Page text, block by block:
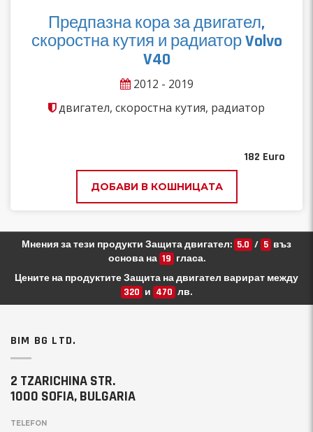
Предпазна кора за двигател,
скоростна кутия и радиатор Volvo
V40
2012 - 2019
двигател, скоростна кутия, радиатор
182 Euro
ДОБАВИ В КОШНИЦАТА
Мнения за тези продукти Защита двигател: 5.0 / 5 въз
основа на 19 гласа.
Цените на продуктите Защита на двигател варират между
320 и 470 лв.
BIM BG LTD.
2 TZARICHINA STR.
1000 SOFIA, BULGARIA
TELEFON